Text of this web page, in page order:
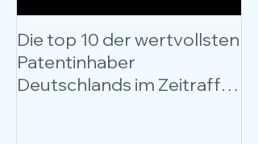
Die top 10 der wertvollsten
Patentinhaber
Deutschlands im Zeitraffer